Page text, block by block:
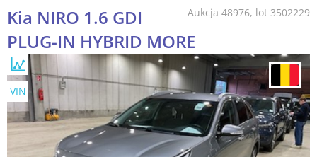
Aukcja 48976, lot 3502229
Kia NIRO 1.6 GDI
PLUG-IN HYBRID MORE
VIN